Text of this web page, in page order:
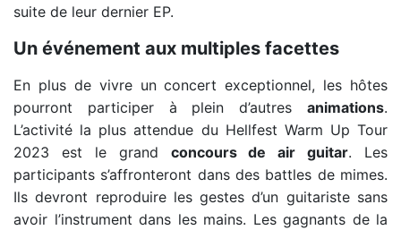
suite de leur dernier EP.
Un événement aux multiples facettes
En plus de vivre un concert exceptionnel, les hôtes
pourront participer à plein d’autres animations.
L’activité la plus attendue du Hellfest Warm Up Tour
2023 est le grand concours de air guitar. Les
participants s’affronteront dans des battles de mimes.
Ils devront reproduire les gestes d’un guitariste sans
avoir l’instrument dans les mains. Les gagnants de la